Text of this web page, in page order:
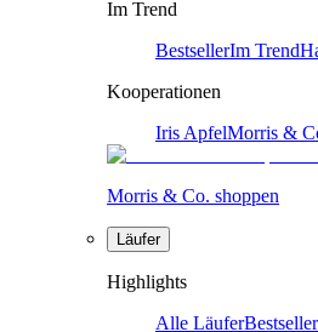
Im Trend
BestsellerIm Trend
Kooperationen
Iris ApfelMorris &
Morris & Co. shoppen
Läufer
Highlights
Alle Läufer